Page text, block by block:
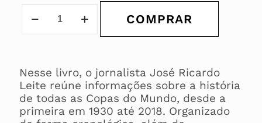
COMPRAR
Nesse livro, o jornalista José Ricardo
Leite reúne informações sobre a história
de todas as Copas do Mundo, desde a
primeira em 1930 até 2018. Organizado